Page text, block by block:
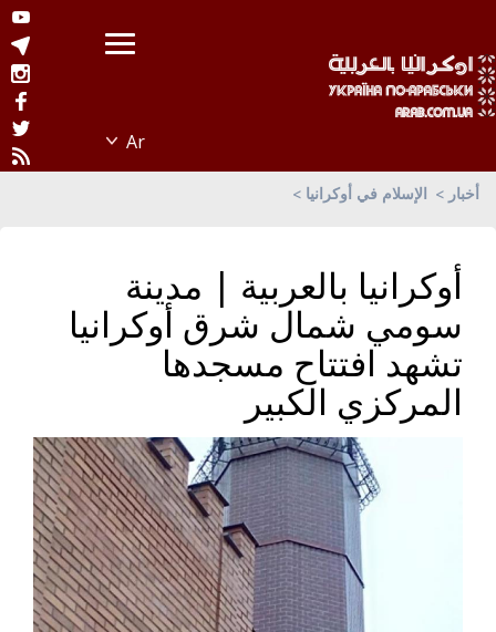
أخبار الإسلام في أوكرانيا
أوكرانيا بالعربية | مدينة
سومي شمال شرق أوكرانيا
تشهد افتتاح مسجدها
المركزي الكبير